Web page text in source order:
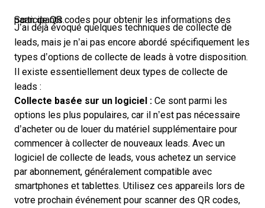
Scan de QR codes pour obtenir les informations des participants.
J’ai déjà évoqué quelques techniques de collecte de
leads, mais je n’ai pas encore abordé spécifiquement les
types d’options de collecte de leads à votre disposition.
Il existe essentiellement deux types de collecte de
leads :
Collecte basée sur un logiciel : Ce sont parmi les
options les plus populaires, car il n’est pas nécessaire
d’acheter ou de louer du matériel supplémentaire pour
commencer à collecter de nouveaux leads. Avec un
logiciel de collecte de leads, vous achetez un service
par abonnement, généralement compatible avec
smartphones et tablettes. Utilisez ces appareils lors de
votre prochain événement pour scanner des QR codes,